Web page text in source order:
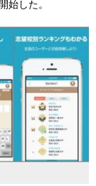
始した。